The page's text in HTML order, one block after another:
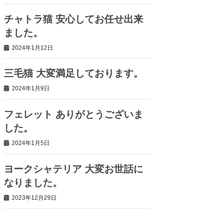
チャトラ猫 安心してお任せ出来
ました。
2024年1月12日
三毛猫 大変満足しております。
2024年1月9日
フェレット ありがとうございま
した。
2024年1月5日
ヨークシャテリア 大変お世話に
なりました。
2023年12月29日